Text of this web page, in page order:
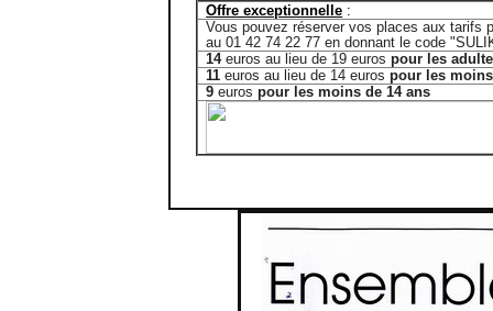
Offre exceptionnelle :
Vous pouvez réserver vos places aux tarifs
au 01 42 74 22 77 en donnant le code
14euros au lieu de 19 eurospour les
11 euros au lieu de 14 eurospour les
9eurospour les moins de 14 ans